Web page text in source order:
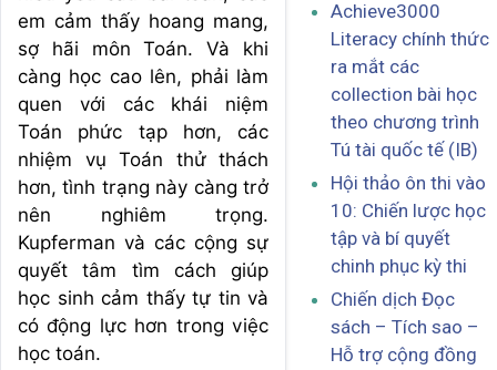
em cảm thấy hoang mang,
sợ hãi môn Toán. Và khi
càng học cao lên, phải làm
quen với các khái niệm
Toán phức tạp hơn, các
nhiệm vụ Toán thử thách
hơn, tình trạng này càng trở
nên nghiêm trọng.
Kupferman và các cộng sự
quyết tâm tìm cách giúp
học sinh cảm thấy tự tin và
có động lực hơn trong việc
học toán.
Achieve3000
Literacy chính thức
ra mắt các
collection bài học
theo chương trình
Tú tài quốc tế (IB)
Hội thảo ôn thi vào
10: Chiến lược học
tập và bí quyết
chinh phục kỳ thi
Chiến dịch Đọc
sách – Tích sao –
Hỗ trợ cộng đồng